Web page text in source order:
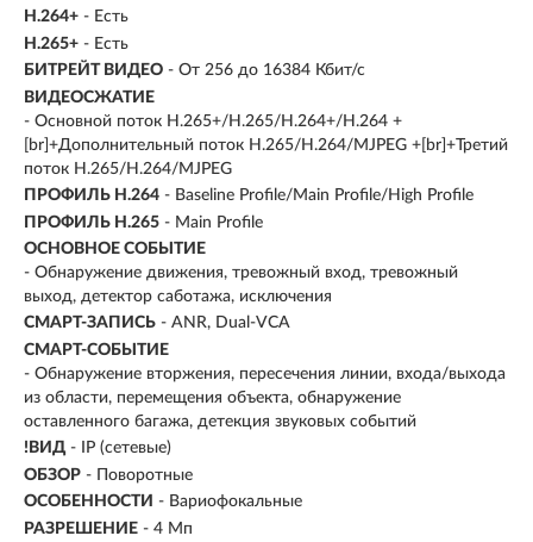
H.264+ - Есть
H.265+ - Есть
БИТРЕЙТ ВИДЕО - От 256 до 16384 Кбит/с
ВИДЕОСЖАТИЕ
- Основной поток H.265+/H.265/H.264+/H.264 +
[br]+Дополнительный поток H.265/H.264/MJPEG +[br]+Третий
поток H.265/H.264/MJPEG
ПРОФИЛЬ H.264 - Baseline Profile/Main Profile/High Profile
ПРОФИЛЬ H.265 - Main Profile
ОСНОВНОЕ СОБЫТИЕ
- Обнаружение движения, тревожный вход, тревожный
выход, детектор саботажа, исключения
СМАРТ-ЗАПИСЬ - ANR, Dual-VCA
СМАРТ-СОБЫТИЕ
- Обнаружение вторжения, пересечения линии, входа/выхода
из области, перемещения объекта, обнаружение
оставленного багажа, детекция звуковых событий
!ВИД - IP (сетевые)
ОБЗОР - Поворотные
ОСОБЕННОСТИ - Вариофокальные
РАЗРЕШЕНИЕ - 4 Мп